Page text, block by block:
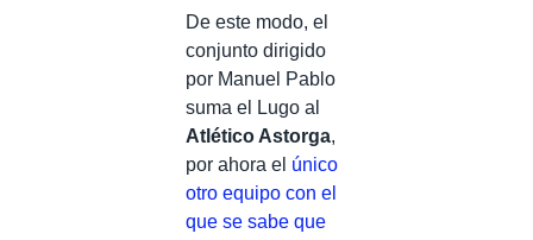
De este modo, el
conjunto dirigido
por Manuel Pablo
suma el Lugo al
Atlético Astorga,
por ahora el único
otro equipo con el
que se sabe que